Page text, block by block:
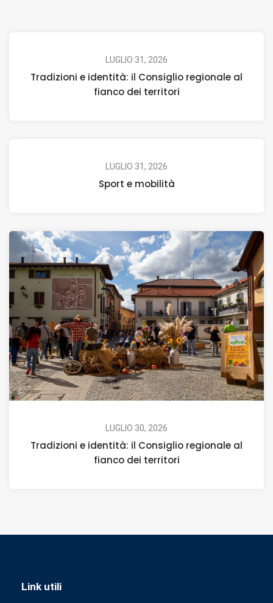
LUGLIO 31, 2026
Tradizioni e identità: il Consiglio regionale al
fianco dei territori
LUGLIO 31, 2026
Sport e mobilità
LUGLIO 30, 2026
Tradizioni e identità: il Consiglio regionale al
fianco dei territori
Link utili